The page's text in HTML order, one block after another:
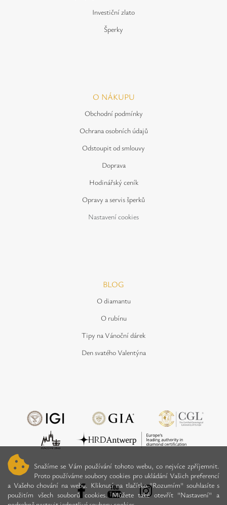
Snažíme se Vám používání tohoto webu, co nejvíce zpříjemnit.
Proto používáme soubory cookies pro ukládání Vašich preferencí
a Vašeho chování na webu. Kliknutí na tlačítko "Rozumím" souhlasíte s
použitím všech souborů cookies. Můžete také otevřít "Nastavení" a
Investiční zlato
Šperky
O NÁKUPU
Obchodní podmínky
Ochrana osobních údajů
Odstoupit od smlouvy
Doprava
Hodinářský ceník
Opravy a servis šperků
Nastavení cookies
BLOG
O diamantu
O rubínu
Tipy na Vánoční dárek
Den svatého Valentýna